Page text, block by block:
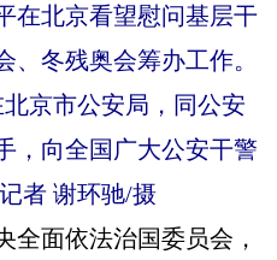
在北京看望慰问基层干
冬残奥会筹办工作。
京市公安局，同公安
，向全国广大公安干警
者 谢环驰/摄
面依法治国委员会，